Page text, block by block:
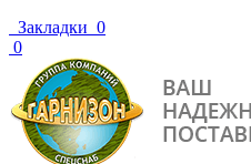
Закладки 0
0